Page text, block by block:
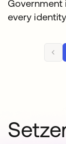
Government
every identity